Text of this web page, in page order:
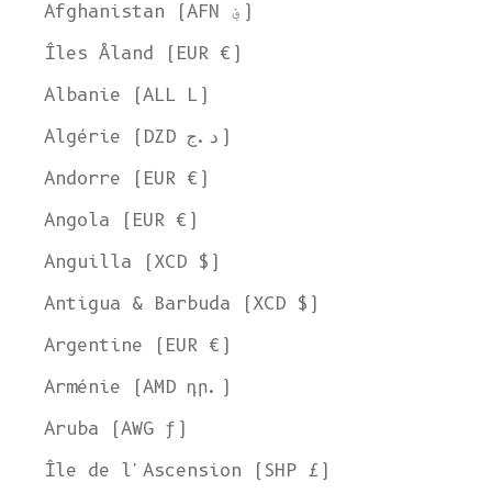
Afghanistan (AFN ؋)
Îles Åland (EUR €)
Albanie (ALL L)
Algérie (DZD د.ج)
Andorre (EUR €)
Angola (EUR €)
Anguilla (XCD $)
Antigua & Barbuda (XCD $)
Argentine (EUR €)
Arménie (AMD դր.)
Aruba (AWG ƒ)
Île de l'Ascension (SHP £)